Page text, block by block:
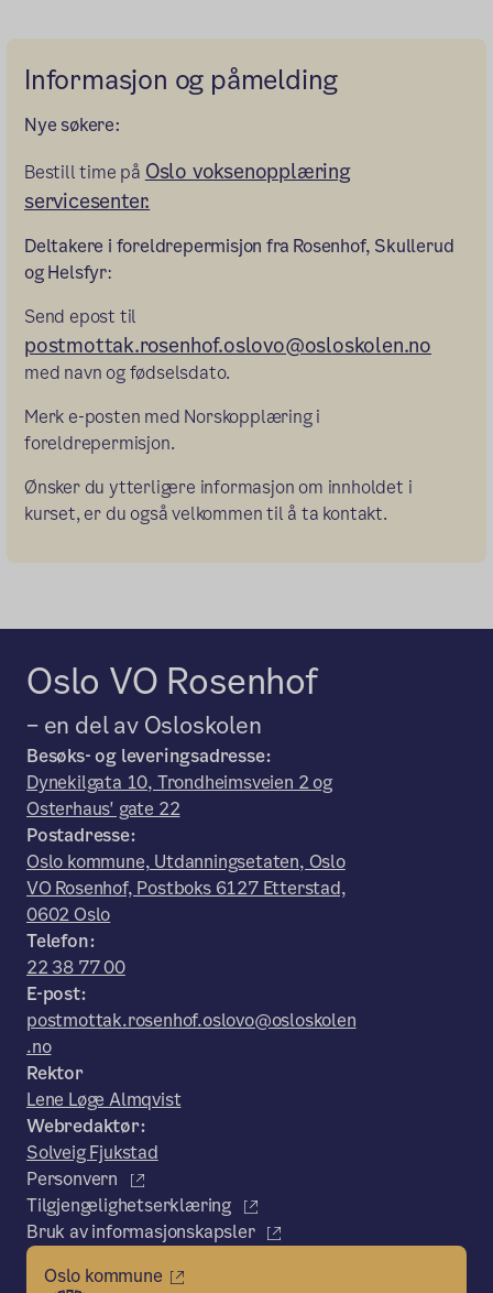
Informasjon og påmelding
Nye søkere:
Bestill time på Oslo voksenopplæring
servicesenter.
Deltakere i foreldrepermisjon fra Rosenhof, Skullerud
og Helsfyr:
Send epost til
postmottak.rosenhof.oslovo@osloskolen.no
med navn og fødselsdato.
Merk e-posten med Norskopplæring i
foreldrepermisjon.
Ønsker du ytterligere informasjon om innholdet i
kurset, er du også velkommen til å ta kontakt.
Oslo VO Rosenhof
– en del av Osloskolen
Besøks- og leveringsadresse:
Dynekilgata 10, Trondheimsveien 2 og
Osterhaus' gate 22
Postadresse:
Oslo kommune, Utdanningsetaten, Oslo
VO Rosenhof, Postboks 6127 Etterstad,
0602 Oslo
Telefon:
22 38 77 00
E-post:
postmottak.rosenhof.oslovo@osloskolen
.no
Rektor
Lene Løge Almqvist
Webredaktør:
Solveig Fjukstad
Personvern
Tilgjengelighetserklæring
Bruk av informasjonskapsler
Oslo kommune